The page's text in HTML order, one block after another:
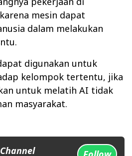
mesin dapat
dalam melakukan
digunakan untuk
kelompok tertentu, jika
untuk melatih AI tidak
masyarakat.